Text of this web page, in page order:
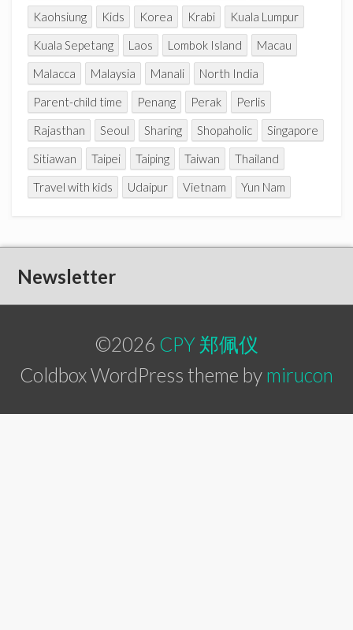
Kaohsiung
Kids Korea Krabi
Kuala Lumpur
Kuala Sepetang
Laos Lombok Island
Macau
Malacca
Malaysia Manali
North India
Parent-child time
Penang Perak
Perlis
Rajasthan
Seoul Sharing Shopaholic
Singapore
Sitiawan
Taipei Taiping Taiwan
Thailand
Travel with kids
Udaipur Vietnam Yun Nam
Newsletter
©2026 CPY 郑佩仪
Coldbox WordPress theme by mirucon